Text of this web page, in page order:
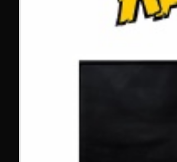
Via ADN, Mangas
simulcasts en VOSTFR et séries
+ séries + manga) pour toute la